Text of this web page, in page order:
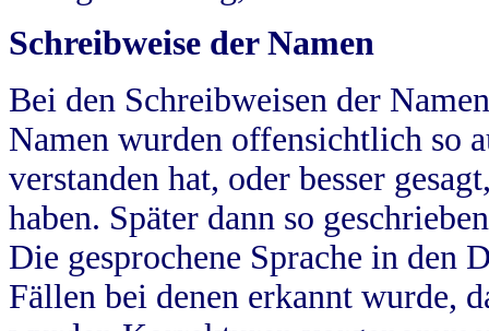
Schreibweise der Namen
Bei den Schreibweisen der
Namen wurden offensichtlich so
verstanden hat, oder besser
haben. Später dann so
Die gesprochene Sprache in
Fällen bei denen erkannt wurde,